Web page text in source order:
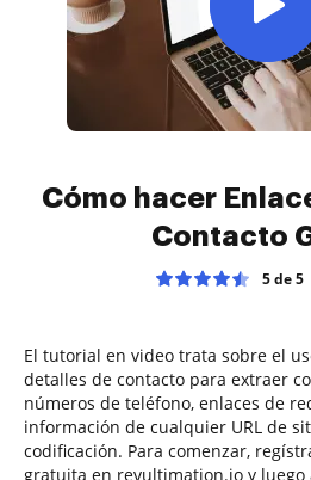
Cómo hacer
Contacto
5 de 5
El tutorial en video trata sobre el
detalles de contacto para extraer
números de teléfono, enlaces de
información de cualquier URL de
codificación. Para comenzar,
gratuita en revultimation.io y luego